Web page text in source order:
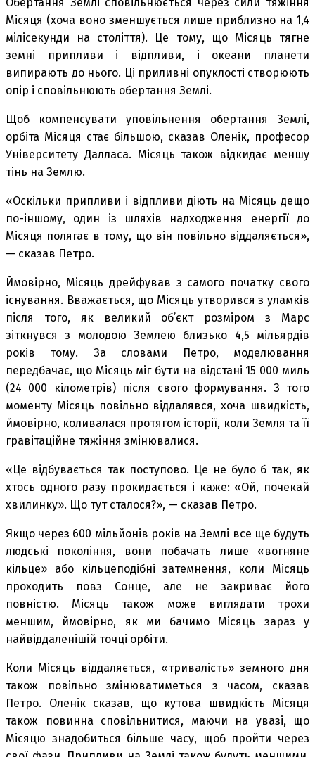
Місяця (хоча воно зменшується лише приблизно на 1,4
мілісекунди на століття). Це тому, що Місяць тягне
земні припливи і відпливи, і океани планети
випирають до нього. Ці приливні опуклості створюють
опір і сповільнюють обертання Землі.
Щоб компенсувати уповільнення обертання Землі,
орбіта Місяця стає більшою, сказав Оленік, професор
Університету Далласа. Місяць також відкидає меншу
тінь на Землю.
«Оскільки припливи і відпливи діють на Місяць дещо
по-іншому, один із шляхів надходження енергії до
Місяця полягає в тому, що він повільно віддаляється»,
— сказав Петро.
Ймовірно, Місяць дрейфував з самого початку свого
існування. Вважається, що Місяць утворився з уламків
після того, як великий об’єкт розміром з Марс
зіткнувся з молодою Землею близько 4,5 мільярдів
років тому. За словами Петро, ​​моделювання
передбачає, що Місяць міг бути на відстані 15 000 миль
(24 000 кілометрів) після свого формування. З того
моменту Місяць повільно віддалявся, хоча швидкість,
ймовірно, коливалася протягом історії, коли Земля та її
гравітаційне тяжіння змінювалися.
«Це відбувається так поступово. Це не було б так, як
хтось одного разу прокидається і каже: «Ой, почекай
хвилинку». Що тут сталося?», — сказав Петро.
Якщо через 600 мільйонів років на Землі все ще будуть
людські покоління, вони побачать лише «вогняне
кільце» або кільцеподібні затемнення, коли Місяць
проходить повз Сонце, але не закриває його
повністю. Місяць також може виглядати трохи
меншим, ймовірно, як ми бачимо Місяць зараз у
найвіддаленішій точці орбіти.
Коли Місяць віддаляється, «тривалість» земного дня
також повільно змінюватиметься з часом, сказав
Петро. Оленік сказав, що кутова швидкість Місяця
також повинна сповільнитися, маючи на увазі, що
Місяцю знадобиться більше часу, щоб пройти через